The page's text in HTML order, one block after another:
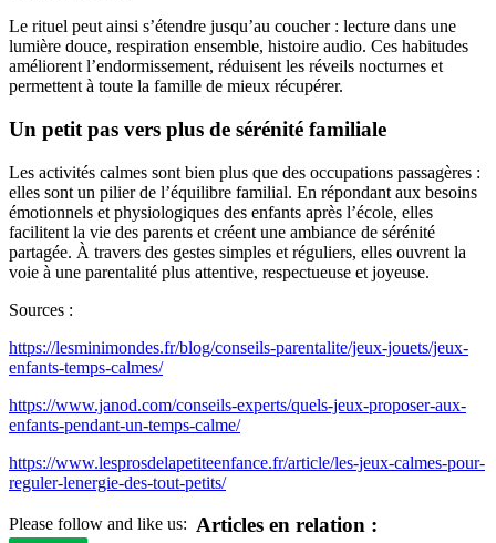
Le rituel peut ainsi s’étendre jusqu’au coucher : lecture dans une
lumière douce, respiration ensemble, histoire audio. Ces habitudes
améliorent l’endormissement, réduisent les réveils nocturnes et
permettent à toute la famille de mieux récupérer.
Un petit pas vers plus de sérénité familiale
Les activités calmes sont bien plus que des occupations passagères :
elles sont un pilier de l’équilibre familial. En répondant aux besoins
émotionnels et physiologiques des enfants après l’école, elles
facilitent la vie des parents et créent une ambiance de sérénité
partagée. À travers des gestes simples et réguliers, elles ouvrent la
voie à une parentalité plus attentive, respectueuse et joyeuse.
Sources :
https://lesminimondes.fr/blog/conseils-parentalite/jeux-jouets/jeux-
enfants-temps-calmes/
https://www.janod.com/conseils-experts/quels-jeux-proposer-aux-
enfants-pendant-un-temps-calme/
https://www.lesprosdelapetiteenfance.fr/article/les-jeux-calmes-pour-
reguler-lenergie-des-tout-petits/
Please follow and like us: Articles en relation :